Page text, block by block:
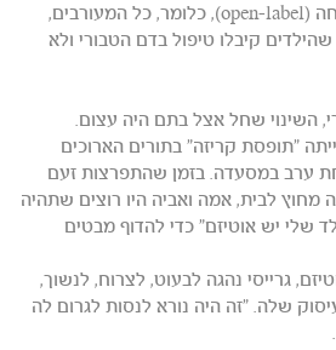
מחקר זה היה בתווית פתוחה (open-label), כלומר, כל המעורבים,
קיבלו טיפול בדם הטבורי ולא
השינוי שחל אצל בתם היה עצום.
"תופסת קריזה" בתורים הארוכים
ערב במסעדה. בזמן שהתפרצות זעם
לבית, אמה ואביה היו רוצים שתהיה
שלי יש אוטיזם" כדי להדוף מבטים
גרייסי נהגה לבעוט, לצרוח, לנשוך,
שלה. "זה היה נורא לנסות לגרום לה